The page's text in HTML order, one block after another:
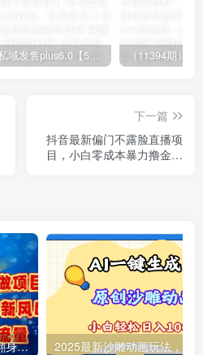
私域发售plus6.0【5月份线下课录音】/全域套装sop流程包，社群发售工具套装模型
下一篇
抖音最新偏门不露脸直播项
目，小白零成本暴力撸金日
日赚6000+！普通人2025翻身必做项目，抖音Ai无人直播躺赚新风口，0门槛吃官方亿级流量